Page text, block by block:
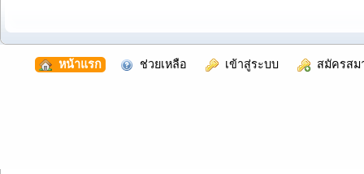
หน้าแรก ช่วยเหลือ เข้าสู่ระบบ สมัครสม